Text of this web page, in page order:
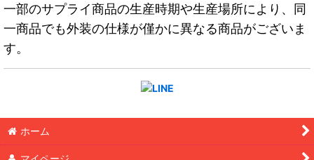
一部のサプライ商品の生産時期や生産場所により、同
一商品でも外装の仕様が僅かに異なる商品がございま
す。
ホーム